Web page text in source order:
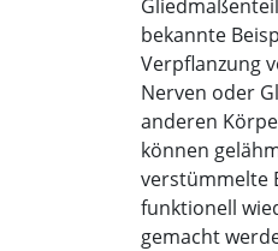
bekannte
Verpflanzung
Nerven oder
anderen
können
verstümmelte
funktionell
gemacht